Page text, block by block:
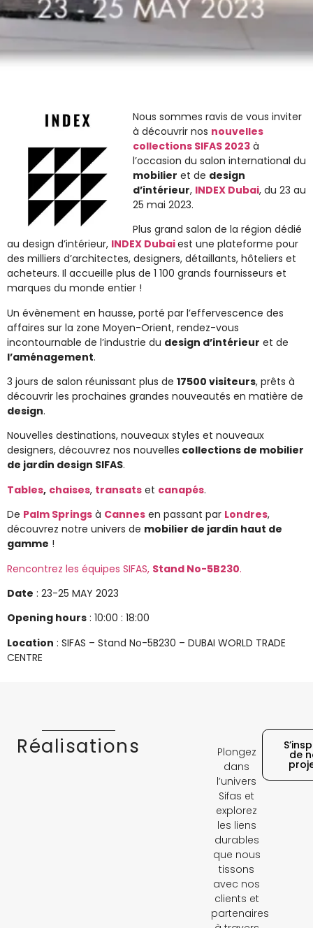
Nous sommes ravis de vous inviter
à découvrir nos nouvelles
collections SIFAS 2023 à
l’occasion du salon international du
mobilier et de design
d’intérieur, INDEX Dubai, du 23 au
25 mai 2023.
Plus grand salon de la région dédié
au design d’intérieur, INDEX Dubaiest une plateforme pour
des milliers d’architectes, designers, détaillants, hôteliers et
acheteurs. Il accueille plus de 1 100 grands fournisseurs et
marques du monde entier !
Un évènement en hausse, porté par l’effervescence des
affaires sur la zone Moyen-Orient, rendez-vous
incontournable de l’industrie du design d’intérieur et de
l’aménagement.
3 jours de salon réunissant plus de 17500 visiteurs, prêts à
découvrir les prochaines grandes nouveautés en matière de
design.
Nouvelles destinations, nouveaux styles et nouveaux
designers, découvrez nos nouvelles collections de mobilier
de jardin design SIFAS.
Tables, chaises, transats et canapés.
De Palm Springs à Cannes en passant par Londres,
découvrez notre univers de mobilier de jardin haut de
gamme !
Rencontrez les équipes SIFAS, Stand No-5B230.
Date : 23-25 MAY 2023
Opening hours : 10:00 : 18:00
Location : SIFAS – Stand No-5B230 – DUBAI WORLD TRADE
CENTRE
Réalisations
Plongez
dans
l’univers
Sifas et
explorez
les liens
durables
que nous
tissons
avec nos
clients et
partenaires
de